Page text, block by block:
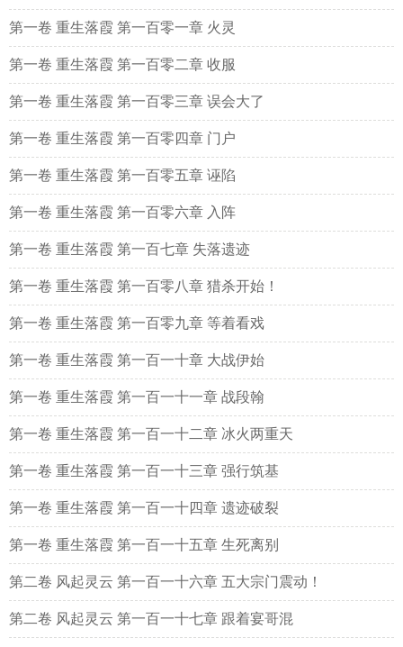
第一卷 重生落霞 第一百零一章 火灵
第一卷 重生落霞 第一百零二章 收服
第一卷 重生落霞 第一百零三章 误会大了
第一卷 重生落霞 第一百零四章 门户
第一卷 重生落霞 第一百零五章 诬陷
第一卷 重生落霞 第一百零六章 入阵
第一卷 重生落霞 第一百七章 失落遗迹
第一卷 重生落霞 第一百零八章 猎杀开始！
第一卷 重生落霞 第一百零九章 等着看戏
第一卷 重生落霞 第一百一十章 大战伊始
第一卷 重生落霞 第一百一十一章 战段翰
第一卷 重生落霞 第一百一十二章 冰火两重天
第一卷 重生落霞 第一百一十三章 强行筑基
第一卷 重生落霞 第一百一十四章 遗迹破裂
第一卷 重生落霞 第一百一十五章 生死离别
第二卷 风起灵云 第一百一十六章 五大宗门震动！
第二卷 风起灵云 第一百一十七章 跟着宴哥混